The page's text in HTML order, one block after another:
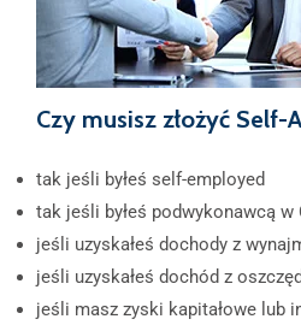
Czy musisz złożyć Self-
tak jeśli byłeś self-employed
tak jeśli byłeś podwykonawcą w
jeśli uzyskałeś dochody z
jeśli uzyskałeś dochód z
jeśli masz zyski kapitałowe lub